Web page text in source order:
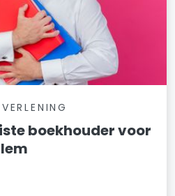
boekhouder voor